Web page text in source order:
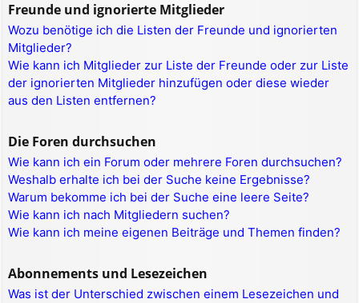
Freunde und ignorierte Mitglieder
Wozu benötige ich die Listen der Freunde und ignorierten
Mitglieder?
Wie kann ich Mitglieder zur Liste der Freunde oder zur Liste
der ignorierten Mitglieder hinzufügen oder diese wieder
aus den Listen entfernen?
Die Foren durchsuchen
Wie kann ich ein Forum oder mehrere Foren durchsuchen?
Weshalb erhalte ich bei der Suche keine Ergebnisse?
Warum bekomme ich bei der Suche eine leere Seite?
Wie kann ich nach Mitgliedern suchen?
Wie kann ich meine eigenen Beiträge und Themen finden?
Abonnements und Lesezeichen
Was ist der Unterschied zwischen einem Lesezeichen und